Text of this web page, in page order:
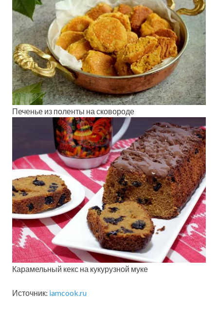
Печенье из поленты на сковороде
Карамельный кекс на кукурузной муке
Источник: iamcook.ru